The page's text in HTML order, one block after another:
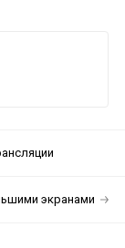
экранами